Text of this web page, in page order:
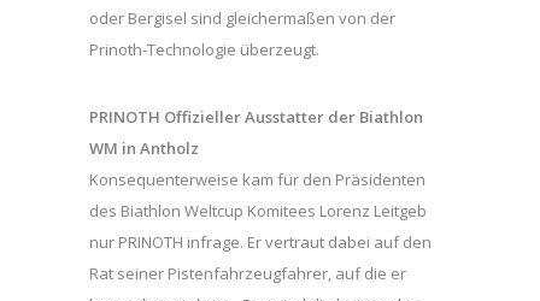
oder Bergisel sind gleichermaßen von der
Prinoth-Technologie überzeugt.
PRINOTH Offizieller Ausstatter der Biathlon
WM in Antholz
Konsequenterweise kam für den Präsidenten
des Biathlon Weltcup Komitees Lorenz Leitgeb
nur PRINOTH infrage. Er vertraut dabei auf den
Rat seiner Pistenfahrzeugfahrer, auf die er